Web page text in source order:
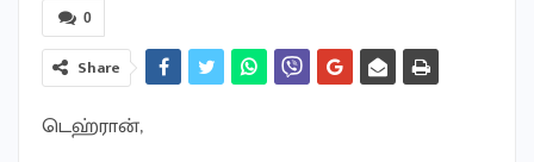
0
Share
டெஹ்ரான்,